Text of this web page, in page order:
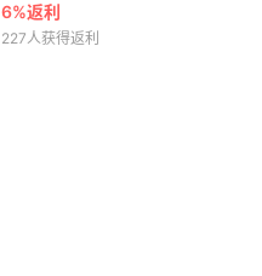
6%返利
227人获得返利